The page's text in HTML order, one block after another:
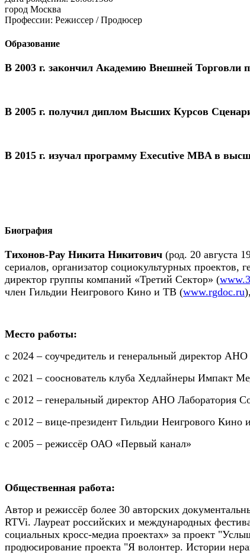
город Москва
Профессии: Режиссер / Продюсер
Образование
В 2003 г. закончил Академию Внешней Торговли
В 2005 г. получил диплом Высших Курсов
В 2015 г. изучал программу Executive MBA в
Биография
Тихонов-Рау Никита Никитович (род. 20 августа
сериалов, организатор социокультурных
директор группы компаний «Третий Сектор» (
член Гильдии Неигрового Кино и ТВ (www.rgdoc.ru
Место работы:
с 2024–соучредитель и генеральный директор
с 2021 – сооснователь клуба Хедлайнеры Импакт
с 2012 – генеральный директор АНО Лаборатория
с 2012 – вице-президент Гильдии Неигрового
с 2005 – режиссёр ОАО «Первый канал»
Общественная работа:
Автор и режиссёр более 30 авторских
RTVi. Лауреат российских и международных
социальных кросс-медиа проектах» за проект
продюсирование проекта "Я волонтер. Истории